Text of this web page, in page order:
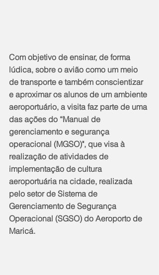
Com objetivo de ensinar, de forma
lúdica, sobre o avião como um meio
de transporte e também conscientizar
e aproximar os alunos de um ambiente
aeroportuário, a visita faz parte de uma
das ações do “Manual de
gerenciamento e segurança
operacional (MGSO)", que visa à
realização de atividades de
implementação de cultura
aeroportuária na cidade, realizada
pelo setor de Sistema de
Gerenciamento de Segurança
Operacional (SGSO) do Aeroporto de
Maricá.